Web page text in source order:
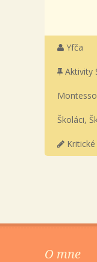
Yfča
Aktivity
Školáci,
O mne